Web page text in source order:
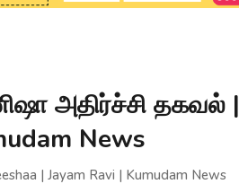
அதிர்ச்சி தகவல் |
News
| Jayam Ravi | Kumudam News